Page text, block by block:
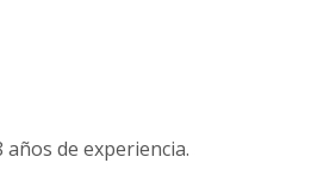
años de experiencia.